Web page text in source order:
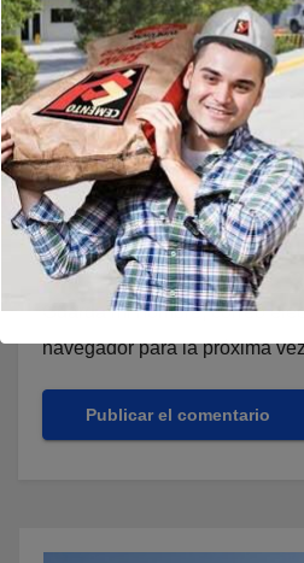
Web
Guarda mi nombre, correo
navegador para la próxima